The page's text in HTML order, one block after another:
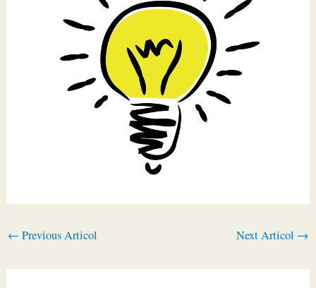
← Previous Articol Next Articol →